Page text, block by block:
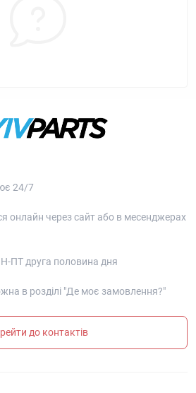
24/7
онлайн через сайт або в месенджерах
ПТ друга половина дня
в розділі "Де моє замовлення?"
до контактів